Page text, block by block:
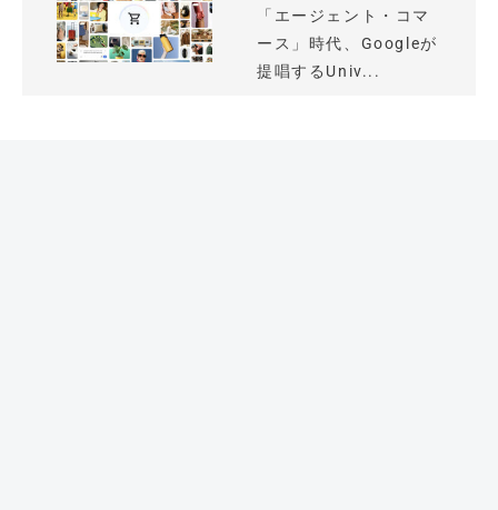
「エージェント・コマ
ース」時代、Googleが
提唱するUniv...